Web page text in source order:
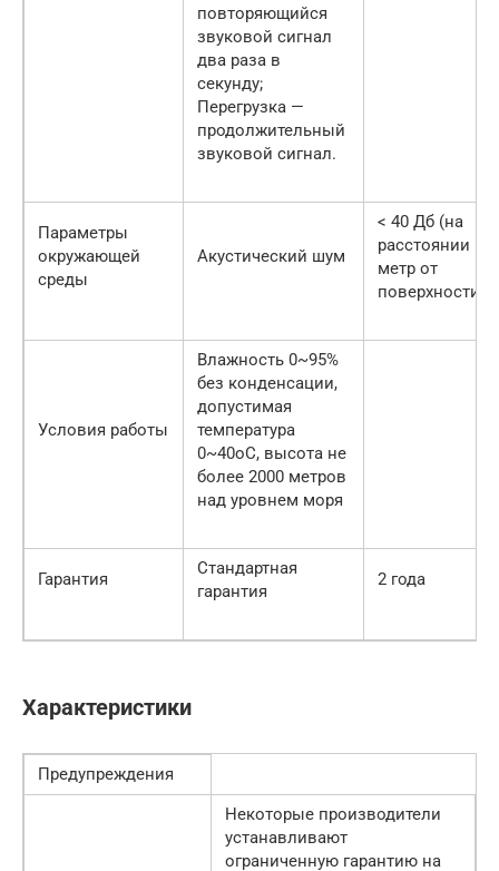
повторяющийся
звуковой сигнал
два раза в
секунду;
Перегрузка —
продолжительный
звуковой сигнал.
Параметры
окружающей
среды
Акустический шум
< 40 Дб (на
расстоянии 1
метр от
поверхности)
Условия работы
Влажность 0~95%
без конденсации,
допустимая
температура
0~40oС, высота не
более 2000 метров
над уровнем моря
Гарантия
Стандартная
гарантия
2 года
Характеристики
Предупреждения
Некоторые производители
устанавливают
ограниченную гарантию на